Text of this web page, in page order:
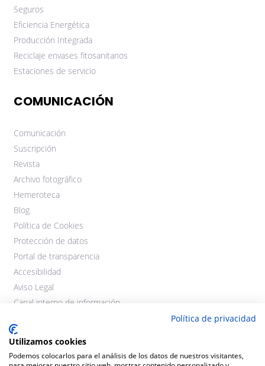
Seguros
Eficiencia Energética
Producción Integrada
Reciclaje envases fitosanitarios
Estaciones de servicio
COMUNICACIÓN
Comunicación
Suscripción
Revista
Archivo fotográfico
Hemeroteca
Blog
Política de Cookies
Protección de datos
Portal de transparencia
Accesibilidad
Aviso Legal
Canal interno de información
Política de privacidad
Utilizamos cookies
Podemos colocarlos para el análisis de los datos de nuestros visitantes,